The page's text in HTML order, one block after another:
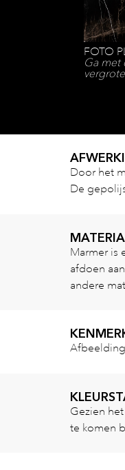
FOTO
Ga met
Door het
De
Marmer is
afdoen
andere
Gezien
te komen